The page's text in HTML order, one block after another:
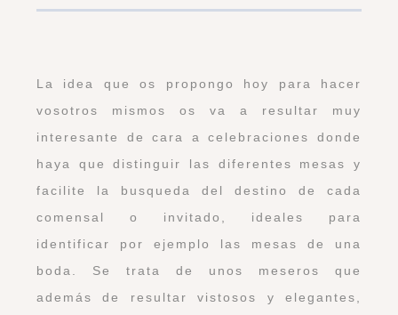
La idea que os propongo hoy para hacer
vosotros mismos os va a resultar muy
interesante de cara a celebraciones donde
haya que distinguir las diferentes mesas y
facilite la busqueda del destino de cada
comensal o invitado, ideales para
identificar por ejemplo las mesas de una
boda. Se trata de unos meseros que
además de resultar vistosos y elegantes,